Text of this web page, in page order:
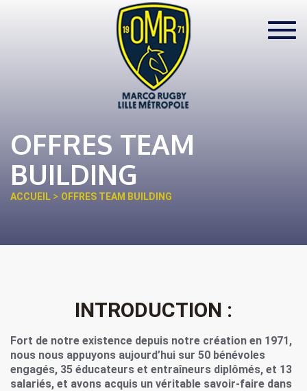
OFFRES TEAM
BUILDING
ACCUEIL > OFFRES TEAM BUILDING
INTRODUCTION :
Fort de notre existence depuis notre création en 1971,
nous nous appuyons aujourd’hui sur 50 bénévoles
engagés, 35 éducateurs et entraîneurs diplômés, et 13
salariés, et avons acquis un véritable savoir-faire dans